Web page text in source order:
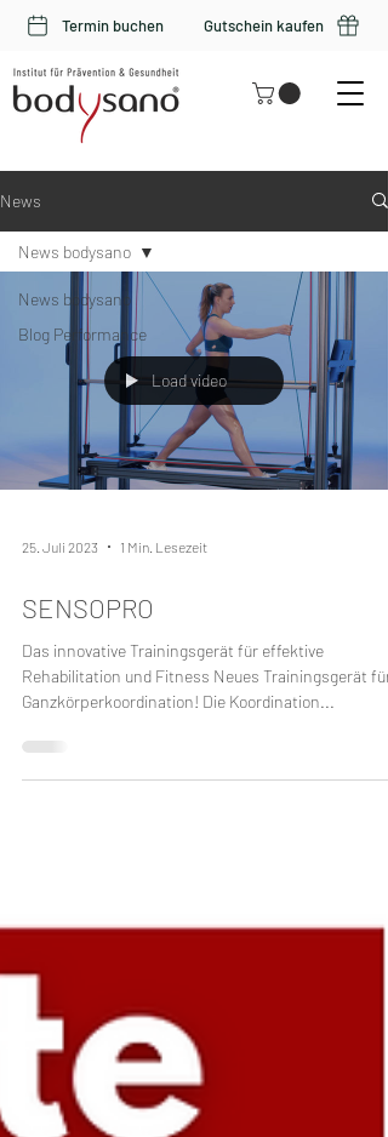
Termin buchen Gutschein kaufen
News
News bodysano
Blog Performance
News bodysano
Load video
25. Juli 2023 1 Min. Lesezeit
SENSOPRO
Das innovative Trainingsgerät für effektive
Rehabilitation und Fitness Neues Trainingsgerät für
Ganzkörperkoordination! Die Koordination...